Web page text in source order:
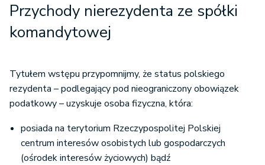
Przychody nierezydenta ze spółki
komandytowej
Tytułem wstępu przypomnijmy, że status polskiego
rezydenta – podlegający pod nieograniczony obowiązek
podatkowy – uzyskuje osoba fizyczna, która:
posiada na terytorium Rzeczypospolitej Polskiej
centrum interesów osobistych lub gospodarczych
(ośrodek interesów życiowych) bądź